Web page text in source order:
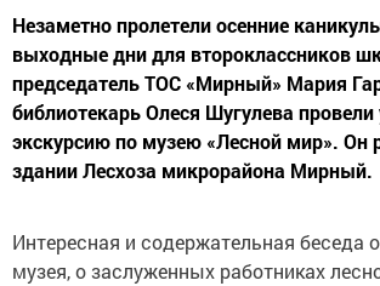
Незаметно пролетели осенние
выходные дни для второклассников
председатель ТОС «Мирный» Мария
библиотекарь Олеся Шугулева
экскурсию по музею «Лесной мир». Он
здании Лесхоза микрорайона Мирный.
Интересная и содержательная беседа
музея, о заслуженных работниках